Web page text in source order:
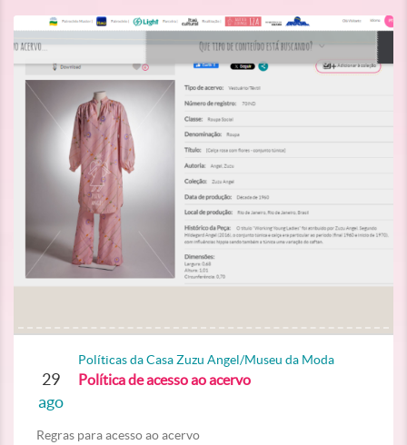
29
ago
Políticas da Casa Zuzu Angel/Museu da Moda
Política de acesso ao acervo
Regras para acesso ao acervo